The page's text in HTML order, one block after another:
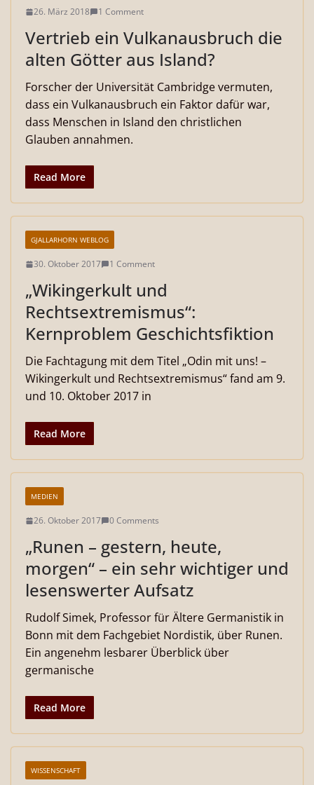
26. März 2018 1 Comment
Vertrieb ein Vulkanausbruch die
alten Götter aus Island?
Forscher der Universität Cambridge vermuten,
dass ein Vulkanausbruch ein Faktor dafür war,
dass Menschen in Island den christlichen
Glauben annahmen.
Read More
GJALLARHORN WEBLOG
30. Oktober 2017 1 Comment
„Wikingerkult und
Rechtsextremismus“:
Kernproblem Geschichtsfiktion
Die Fachtagung mit dem Titel „Odin mit uns! –
Wikingerkult und Rechtsextremismus“ fand am 9.
und 10. Oktober 2017 in
Read More
MEDIEN
26. Oktober 2017 0 Comments
„Runen – gestern, heute,
morgen“ – ein sehr wichtiger und
lesenswerter Aufsatz
Rudolf Simek, Professor für Ältere Germanistik in
Bonn mit dem Fachgebiet Nordistik, über Runen.
Ein angenehm lesbarer Überblick über
germanische
Read More
WISSENSCHAFT